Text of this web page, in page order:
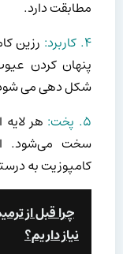
مطابقت دارد.
۴. کاربرد:
رزین
پنهان کردن
شکل دهی می
۵. پخت:
هر
سخت می‌شود.
کامپوزیت به
چرا قبل از
نیاز داریم؟